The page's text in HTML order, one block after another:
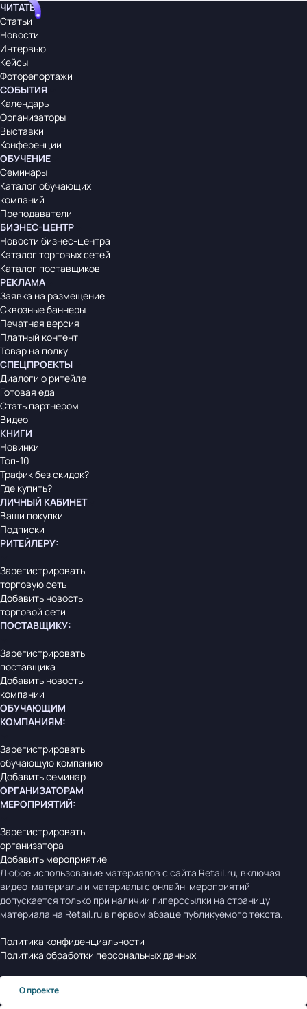
ЧИТАТЬ
Статьи
Новости
Интервью
Кейсы
Фоторепортажи
СОБЫТИЯ
Календарь
Организаторы
Выставки
Конференции
ОБУЧЕНИЕ
Семинары
Каталог обучающих
компаний
Преподаватели
БИЗНЕС-ЦЕНТР
Новости бизнес-центра
Каталог торговых сетей
Каталог поставщиков
РЕКЛАМА
Заявка на размещение
Сквозные баннеры
Печатная версия
Платный контент
Товар на полку
СПЕЦПРОЕКТЫ
Диалоги о ритейле
Готовая еда
Стать партнером
Видео
КНИГИ
Новинки
Топ-10
Трафик без скидок?
Где купить?
ЛИЧНЫЙ КАБИНЕТ
Ваши покупки
Подписки
РИТЕЙЛЕРУ:
Зарегистрировать
торговую сеть
Добавить новость
торговой сети
ПОСТАВЩИКУ:
Зарегистрировать
поставщика
Добавить новость
компании
ОБУЧАЮЩИМ
КОМПАНИЯМ:
Зарегистрировать
обучающую компанию
Добавить семинар
ОРГАНИЗАТОРАМ
МЕРОПРИЯТИЙ:
Зарегистрировать
организатора
Добавить мероприятие
Любое использование материалов с сайта Retail.ru, включая
видео-материалы и материалы с онлайн-мероприятий
допускается только при наличии гиперссылки на страницу
материала на Retail.ru в первом абзаце публикуемого текста.
Политика конфиденциальности
Политика обработки персональных данных
О проекте